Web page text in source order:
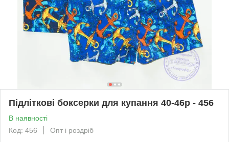
Підліткові боксерки для купання 40-46р - 456
В наявності
Код: 456
Опт і роздріб